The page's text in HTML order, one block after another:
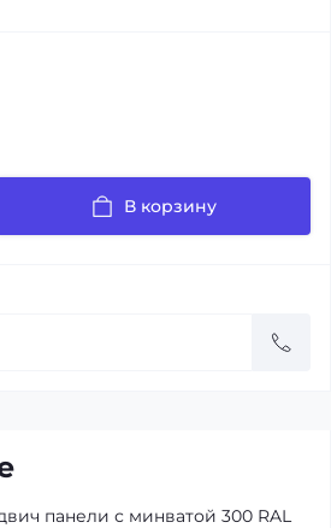
В корзину
панели с минватой 300 RAL